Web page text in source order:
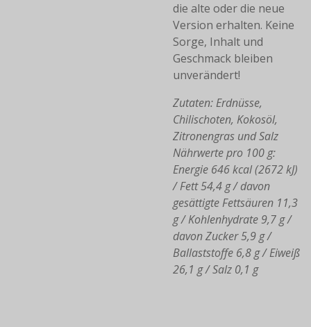
die alte oder die neue
Version erhalten. Keine
Sorge, Inhalt und
Geschmack bleiben
unverändert!
Zutaten: Erdnüsse,
Chilischoten, Kokosöl,
Zitronengras und Salz
Nährwerte pro 100 g:
Energie 646 kcal (2672 kJ)
/ Fett 54,4 g / davon
gesättigte Fettsäuren 11,3
g / Kohlenhydrate 9,7 g /
davon Zucker 5,9 g /
Ballaststoffe 6,8 g / Eiweiß
26,1 g / Salz 0,1 g